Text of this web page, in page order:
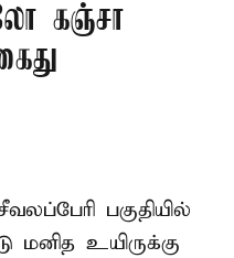
கஞ்சா
பகுதியில்
உயிருக்கு